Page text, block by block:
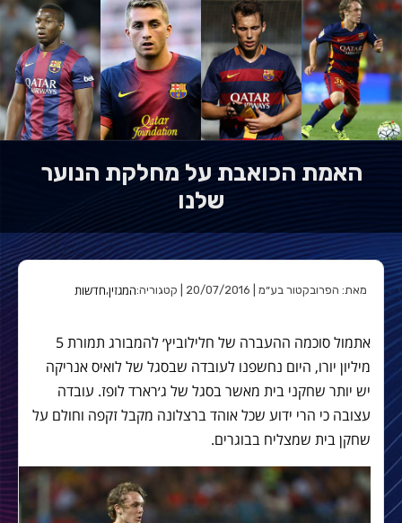
האמת הכואבת על מחלקת הנוער
שלנו
מאת: הפרובקטור בע״מ | 20/07/2016 | קטגוריה: המגזין,חדשות
אתמול סוכמה ההעברה של חלילוביץ׳ להמבורג תמורת 5
מיליון יורו, היום נחשפנו לעובדה שבסגל של לואיס אנריקה
יש יותר שחקני בית מאשר בסגל של ג׳רארד לופז. עובדה
עצובה כי הרי ידוע שכל אוהד ברצלונה מקבל זקפה וחולם על
שחקן בית שמצליח בבוגרים.